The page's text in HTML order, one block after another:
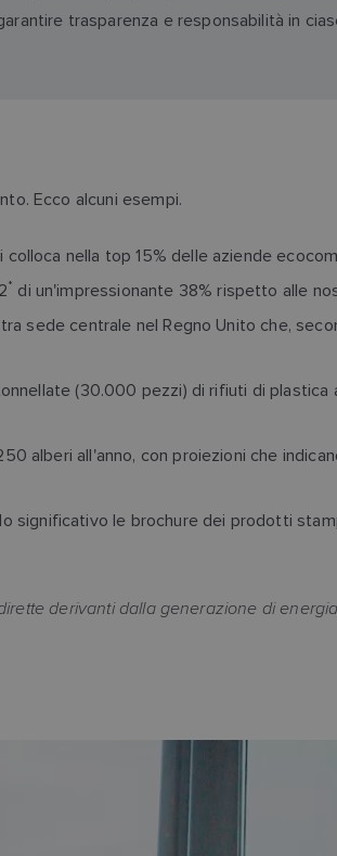
trasparenza e responsabilità in
Ecco alcuni esempi.
colloca nella top 15% delle aziende
* di un'impressionante 38% rispetto alle
sede centrale nel Regno Unito che,
(30.000 pezzi) di rifiuti di
alberi all'anno, con proiezioni che
le brochure dei prodotti
derivanti dalla generazione di